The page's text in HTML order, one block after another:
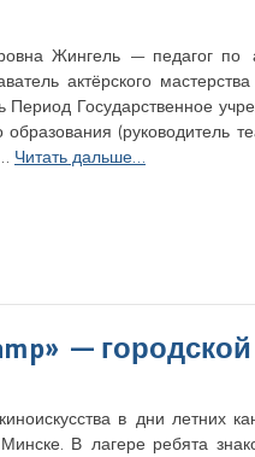
Жингель — педагог по
актёрского
Период Государственное
образования (руководитель
Читать дальше…
—
в дни летних
В лагере ребята